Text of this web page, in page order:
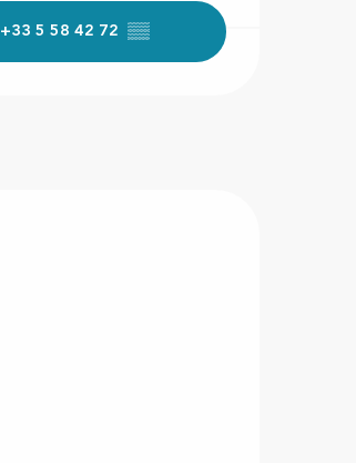
+33 5 58 42 72 ▒▒